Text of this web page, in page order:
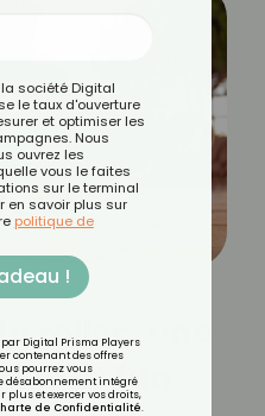
roller : une
et fun
société Digital
le taux d'ouverture
et optimiser les
Nous
ouvrez les
vous le faites
sur le terminal
en savoir plus sur
politique de
!
Digital Prisma Players
contenant des offres
pourrez vous
désabonnement intégré
plus et exercer vos droits,
de Confidentialité.